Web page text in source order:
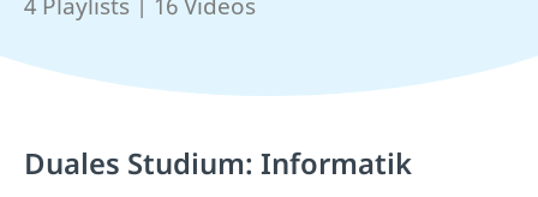
Duales Studium: Informatik